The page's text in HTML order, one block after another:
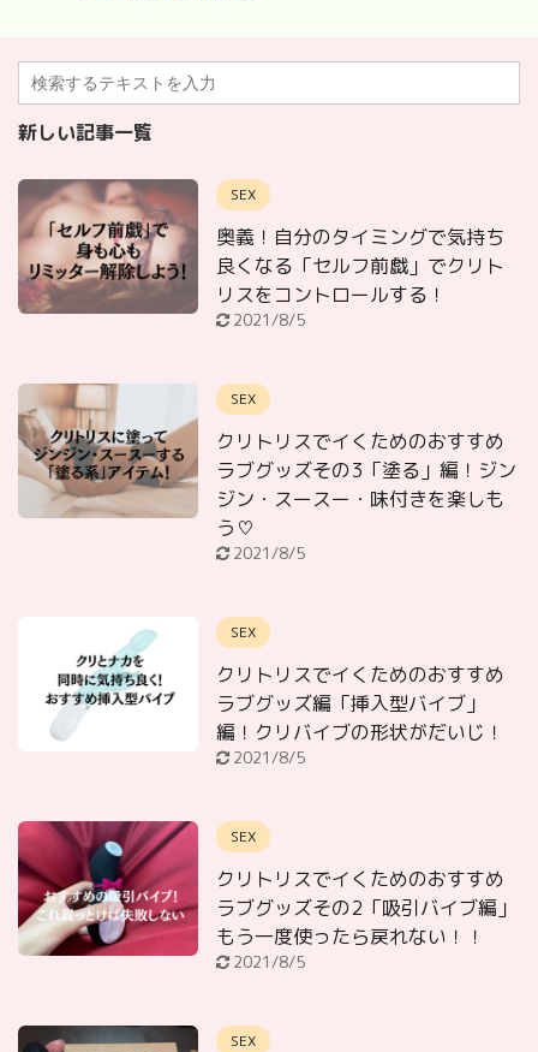
新しい記事一覧
SEX
奥義！自分のタイミングで気持ち
良くなる「セルフ前戯」でクリト
リスをコントロールする！
2021/8/5
SEX
クリトリスでイくためのおすすめ
ラブグッズその3「塗る」編！ジン
ジン・スースー・味付きを楽しも
う♡
2021/8/5
SEX
クリトリスでイくためのおすすめ
ラブグッズ編「挿入型バイブ」
編！クリバイブの形状がだいじ！
2021/8/5
SEX
クリトリスでイくためのおすすめ
ラブグッズその2「吸引バイブ編」
もう一度使ったら戻れない！！
2021/8/5
SEX